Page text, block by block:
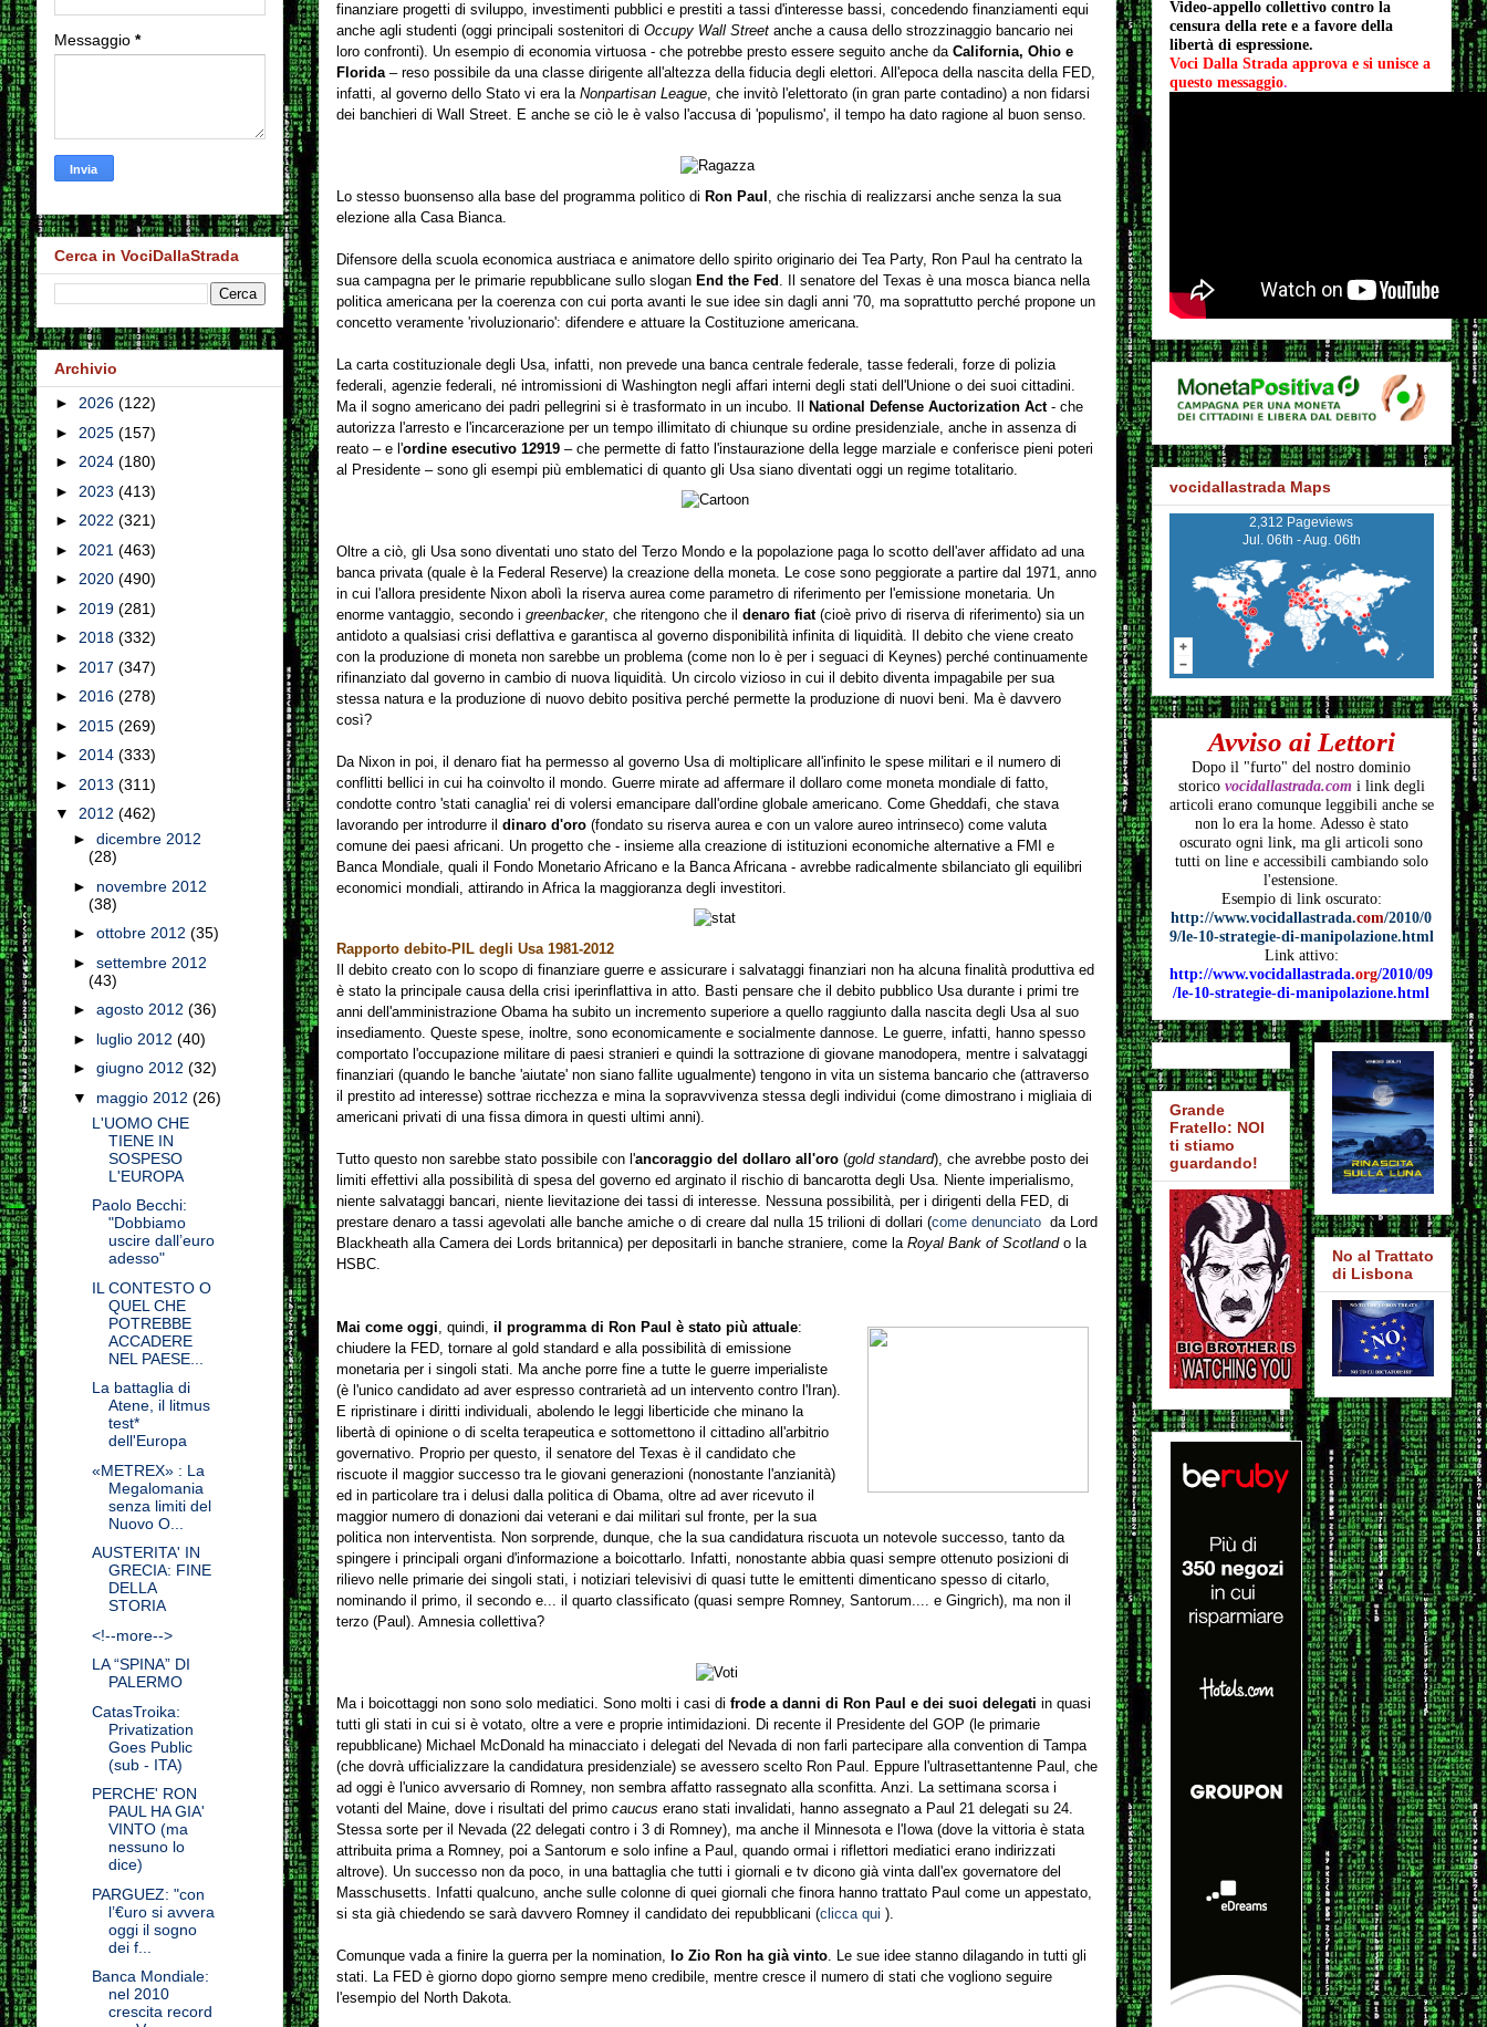
finanziare progetti di sviluppo, investimenti pubblici e prestiti a tassi d'interesse bassi, concedendo finanziamenti equi
anche agli studenti (oggi principali sostenitori di Occupy Wall Streetanche a causa dello strozzinaggio bancario nei
loro confronti). Un esempio di economia virtuosa - che potrebbe presto essere seguito anche da California, Ohio e
Florida– reso possibile da una classe dirigente all'altezza della fiducia degli elettori. All'epoca della nascita della FED,
infatti, al governo dello Stato vi era la Nonpartisan League, che invitò l'elettorato (in gran parte contadino) a non fidarsi
dei banchieri di Wall Street. E anche se ciò le è valso l'accusa di 'populismo', il tempo ha dato ragione al buon senso.
Lo stesso buonsenso alla base del programma politico di Ron Paul
, che rischia di realizzarsi anche senza la sua
elezione alla Casa Bianca.
Difensore della scuola economica austriaca e animatore dello spirito originario dei Tea Party, Ron Paul ha centrato la
sua campagna per le primarie repubblicane sullo slogan End the Fed . Il senatore del Texas è una mosca bianca nella
politica americana per la coerenza con cui porta avanti le sue idee sin dagli anni '70, ma soprattutto perché propone un
concetto veramente 'rivoluzionario': difendere e attuare la Costituzione americana.
La carta costituzionale degli Usa, infatti, non prevede una banca centrale federale, tasse federali, forze di polizia
federali, agenzie federali, né intromissioni di Washington negli affari interni degli stati dell'Unione o dei suoi cittadini.
Ma il sogno americano dei padri pellegrini si è trasformato in un incubo. Il
National Defense Auctorization Act- che
autorizza l'arresto e l'incarcerazione per un tempo illimitato di chiunque su ordine presidenziale, anche in assenza di
reato – e l'ordine esecutivo 12919– che permette di fatto l'instaurazione della legge marziale e conferisce pieni poteri
al Presidente – sono gli esempi più emblematici di quanto gli Usa siano diventati oggi un regime totalitario.
Oltre a ciò, gli Usa sono diventati uno stato del Terzo Mondo e la popolazione paga lo scotto dell'aver affidato ad una
banca privata (quale è la Federal Reserve) la creazione della moneta. Le cose sono peggiorate a partire dal 1971, anno
in cui l'allora presidente Nixon abolì la riserva aurea come parametro di riferimento per l'emissione monetaria. Un
enorme vantaggio, secondo i greenbacker, che ritengono che il denaro fiat(cioè privo di riserva di riferimento) sia un
antidoto a qualsiasi crisi deflattiva e garantisca al governo disponibilità infinita di liquidità. Il debito che viene creato
con la produzione di moneta non sarebbe un problema (come non lo è per i seguaci di Keynes) perché continuamente
rifinanziato dal governo in cambio di nuova liquidità. Un circolo vizioso in cui il debito diventa impagabile per sua
stessa natura e la produzione di nuovo debito positiva perché permette la produzione di nuovi beni. Ma è davvero
così?
Da Nixon in poi, il denaro fiat ha permesso al governo Usa di moltiplicare all'infinito le spese militari e il numero di
conflitti bellici in cui ha coinvolto il mondo. Guerre mirate ad affermare il dollaro come moneta mondiale di fatto,
condotte contro 'stati canaglia' rei di volersi emancipare dall'ordine globale americano. Come Gheddafi, che stava
lavorando per introdurre il dinaro d'oro(fondato su riserva aurea e con un valore aureo intrinseco) come valuta
comune dei paesi africani. Un progetto che - insieme alla creazione di istituzioni economiche alternative a FMI e
Banca Mondiale, quali il Fondo Monetario Africano e la Banca Africana - avrebbe radicalmente sbilanciato gli equilibri
economici mondiali, attirando in Africa la maggioranza degli investitori.
Rapporto debito-PIL degli Usa 1981-2012
Il debito creato con lo scopo di finanziare guerre e assicurare i salvataggi finanziari non ha alcuna finalità produttiva ed
è stato la principale causa della crisi iperinflattiva in atto. Basti pensare che il debito pubblico Usa durante i primi tre
anni dell'amministrazione Obama ha subito un incremento superiore a quello raggiunto dalla nascita degli Usa al suo
insediamento. Queste spese, inoltre, sono economicamente e socialmente dannose. Le guerre, infatti, hanno spesso
comportato l'occupazione militare di paesi stranieri e quindi la sottrazione di giovane manodopera, mentre i salvataggi
finanziari (quando le banche 'aiutate' non siano fallite ugualmente) tengono in vita un sistema bancario che (attraverso
il prestito ad interesse) sottrae ricchezza e mina la sopravvivenza stessa degli individui (come dimostrano i migliaia di
americani privati di una fissa dimora in questi ultimi anni).
Tutto questo non sarebbe stato possibile con l'ancoraggio del dollaro all'oro(gold standard), che avrebbe posto dei
limiti effettivi alla possibilità di spesa del governo ed arginato il rischio di bancarotta degli Usa. Niente imperialismo,
niente salvataggi bancari, niente lievitazione dei tassi di interesse. Nessuna possibilità, per i dirigenti della FED, di
prestare denaro a tassi agevolati alle banche amiche o di creare dal nulla 15 trilioni di dollari (come denunciato da Lord
Blackheath alla Camera dei Lords britannica) per depositarli in banche straniere, come la Royal Bank of Scotland o la
HSBC.
Mai come oggi , quindi, il programma di Ron Paul è stato più attuale:
chiudere la FED, tornare al gold standard e alla possibilità di emissione
monetaria per i singoli stati. Ma anche porre fine a tutte le guerre imperialiste
(è l'unico candidato ad aver espresso contrarietà ad un intervento contro l'Iran).
E ripristinare i diritti individuali, abolendo le leggi liberticide che minano la
libertà di opinione o di scelta terapeutica e sottomettono il cittadino all'arbitrio
governativo. Proprio per questo, il senatore del Texas è il candidato che
riscuote il maggior successo tra le giovani generazioni (nonostante l'anzianità)
ed in particolare tra i delusi dalla politica di Obama, oltre ad aver ricevuto il
maggior numero di donazioni dai veterani e dai militari sul fronte, per la sua
politica non interventista. Non sorprende, dunque, che la sua candidatura riscuota un notevole successo, tanto da
spingere i principali organi d'informazione a boicottarlo. Infatti, nonostante abbia quasi sempre ottenuto posizioni di
rilievo nelle primarie dei singoli stati, i notiziari televisivi di quasi tutte le emittenti dimenticano spesso di citarlo,
nominando il primo, il secondo e... il quarto classificato (quasi sempre Romney, Santorum.... e Gingrich), ma non il
terzo (Paul). Amnesia collettiva?
Ma i boicottaggi non sono solo mediatici. Sono molti i casi di frode a danni di Ron Paul e dei suoi delegati in quasi
tutti gli stati in cui si è votato, oltre a vere e proprie intimidazioni. Di recente il Presidente del GOP (le primarie
repubblicane) Michael McDonald ha minacciato i delegati del Nevada di non farli partecipare alla convention di Tampa
(che dovrà ufficializzare la candidatura presidenziale) se avessero scelto Ron Paul. Eppure l'ultrasettantenne Paul, che
ad oggi è l'unico avversario di Romney, non sembra affatto rassegnato alla sconfitta. Anzi. La settimana scorsa i
votanti del Maine, dove i risultati del primo caucus erano stati invalidati, hanno assegnato a Paul 21 delegati su 24.
Stessa sorte per il Nevada (22 delegati contro i 3 di Romney), ma anche il Minnesota e l'Iowa (dove la vittoria è stata
attribuita prima a Romney, poi a Santorum e solo infine a Paul, quando ormai i riflettori mediatici erano indirizzati
altrove). Un successo non da poco, in una battaglia che tutti i giornali e tv dicono già vinta dall'ex governatore del
Masschusetts. Infatti qualcuno, anche sulle colonne di quei giornali che finora hanno trattato Paul come un appestato,
si sta già chiedendo se sarà davvero Romney il candidato dei repubblicani (clicca qui ).
Comunque vada a finire la guerra per la nomination, lo Zio Ron ha già vinto. Le sue idee stanno dilagando in tutti gli
stati. La FED è giorno dopo giorno sempre meno credibile, mentre cresce il numero di stati che vogliono seguire
l'esempio del North Dakota.
Messaggio *
Cerca in VociDallaStrada
Archivio
► 2026 (122)
► 2025 (157)
► 2024 (180)
► 2023 (413)
► 2022 (321)
► 2021 (463)
► 2020 (490)
► 2019 (281)
► 2018 (332)
► 2017 (347)
► 2016 (278)
► 2015 (269)
► 2014 (333)
► 2013 (311)
▼ 2012 (462)
►dicembre 2012
(28)
► novembre 2012
(38)
►ottobre 2012(35)
►settembre 2012
(43)
►agosto 2012(36)
► luglio 2012(40)
►giugno 2012(32)
▼ maggio 2012(26)
L'UOMO CHE
TIENE IN
SOSPESO
L'EUROPA
Paolo Becchi:
"Dobbiamo
uscire dall’euro
adesso"
IL CONTESTO O
QUEL CHE
POTREBBE
ACCADERE
NEL PAESE...
La battaglia di
Atene, il litmus
test*
dell'Europa
«METREX» : La
Megalomania
senza limiti del
Nuovo O...
AUSTERITA' IN
GRECIA: FINE
DELLA
STORIA
<!--more-->
LA “SPINA” DI
PALERMO
CatasTroika:
Privatization
Goes Public
(sub - ITA)
PERCHE' RON
PAUL HA GIA'
VINTO (ma
nessuno lo
dice)
PARGUEZ: "con
l’€uro si avvera
oggi il sogno
dei f...
Banca Mondiale:
nel 2010
crescita record
Video-appello collettivo contro la
censura della rete e a favore della
libertà di espressione.
Voci Dalla Strada approva e si unisce a
questo messaggio.
vocidallastrada Maps
2,312 Pageviews
Jul. 06th - Aug. 06th
Avviso ai Lettori
Dopo il "furto" del nostro dominio
storico vocidallastrada.comi link degli
articoli erano comunque leggibili anche se
non lo era la home. Adesso è stato
oscurato ogni link, ma gli articoli sono
tutti on line e accessibili cambiando solo
l'estensione.
Esempio di link oscurato:
http://www.vocidallastrada.com/2010/0
9/le-10-strategie-di-manipolazione.html
Link attivo:
http://www.vocidallastrada.org/2010/09
/le-10-strategie-di-manipolazione.html
Grande
Fratello: NOI
ti stiamo
guardando!
No al Trattato
di Lisbona